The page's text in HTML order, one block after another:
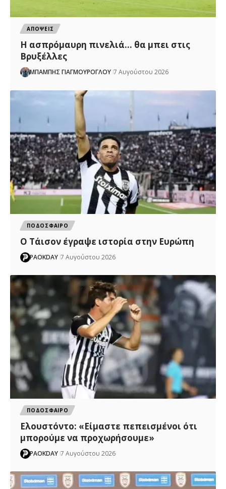
ΑΠΟΨΕΙΣ
Η ασπρόμαυρη πινελιά… θα μπει στις
Βρυξέλλες
ΜΠΑΜΠΗΣ ΓΙΑΓΜΟΥΡΟΓΛΟΥ 7 Αυγούστου 2026
ΠΟΔΟΣΦΑΙΡΟ
Ο Τάισον έγραψε ιστορία στην Ευρώπη
PAOKDAY 7 Αυγούστου 2026
ΠΟΔΟΣΦΑΙΡΟ
Ελουστόντο: «Είμαστε πεπεισμένοι ότι
μπορούμε να προχωρήσουμε»
PAOKDAY 7 Αυγούστου 2026